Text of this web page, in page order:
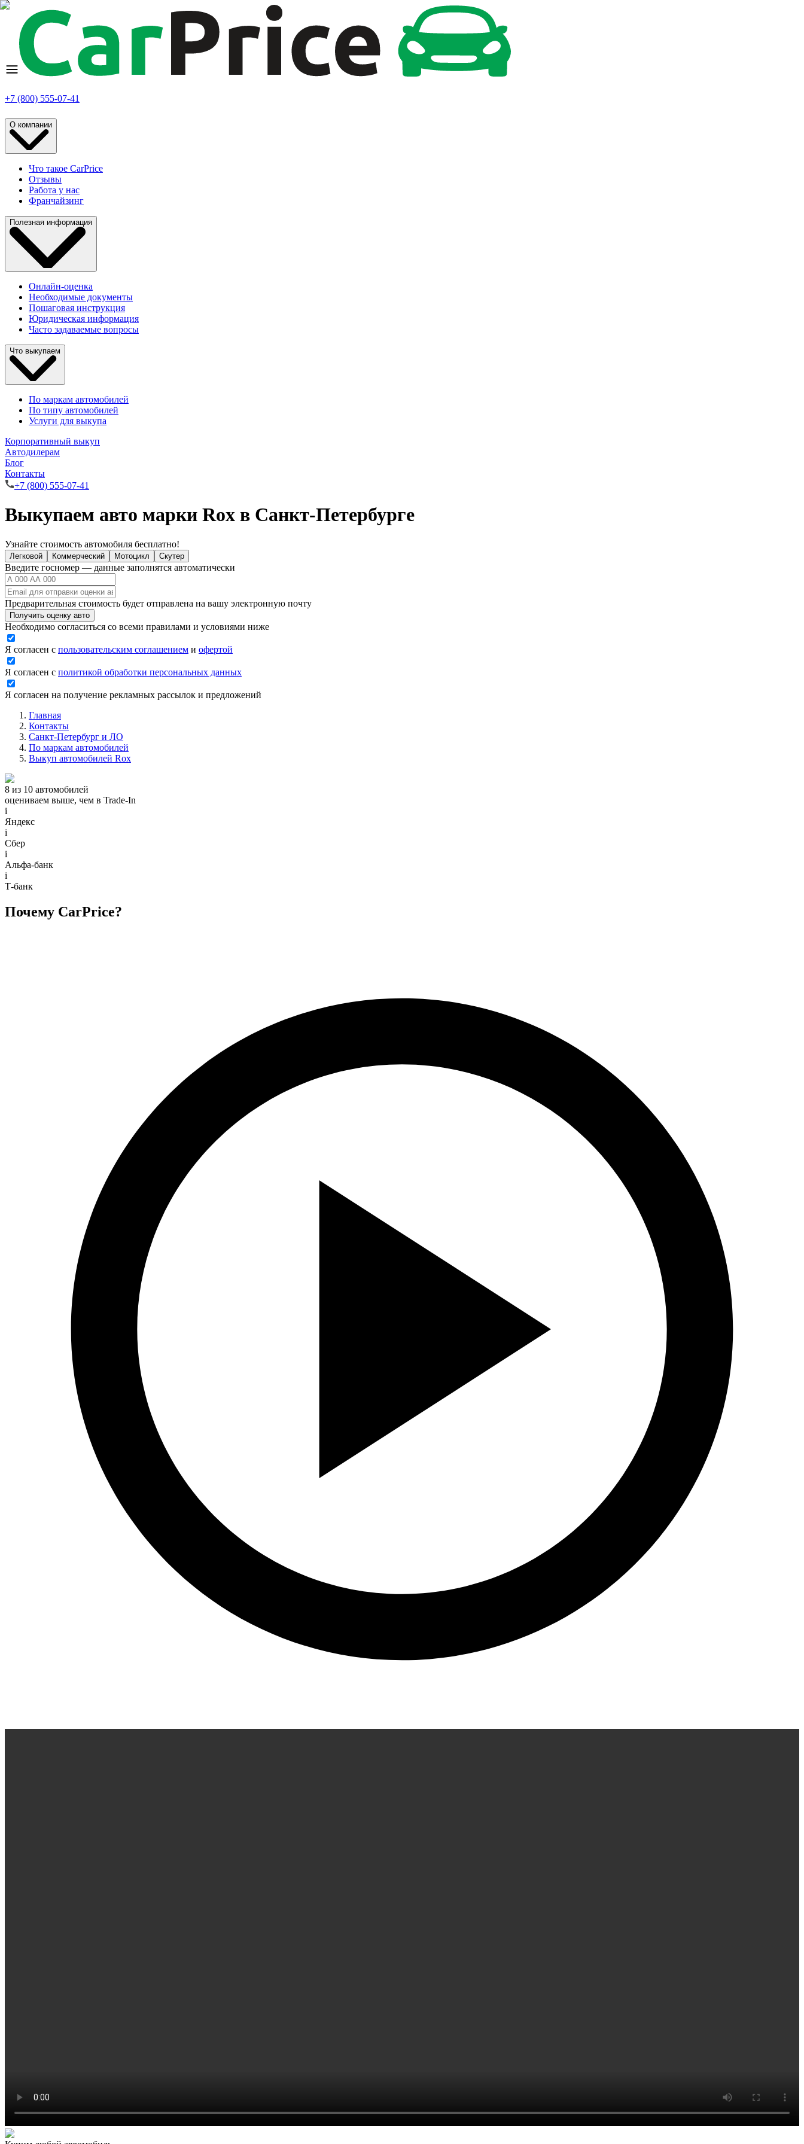
+7 (800) 555-07-41
О компании
Что такое CarPrice
Отзывы
Работа у нас
Франчайзинг
Полезная информация
Онлайн-оценка
Необходимые документы
Пошаговая инструкция
Юридическая информация
Часто задаваемые вопросы
Что выкупаем
По маркам автомобилей
По типу автомобилей
Услуги для выкупа
Корпоративный выкуп
Автодилерам
Блог
Контакты
+7 (800) 555-07-41
Выкупаем авто марки Rox в Санкт-Петербурге
Узнайте стоимость автомобиля бесплатно!
Легковой Коммерческий Мотоцикл Скутер
Введите госномер — данные заполнятся автоматически
Предварительная стоимость будет отправлена на вашу электронную почту
Получить оценку авто
Необходимо согласиться со всеми правилами и условиями ниже
Я согласен с пользовательским соглашением и офертой
Я согласен с политикой обработки персональных данных
Я согласен на получение рекламных рассылок и предложений
Главная
Контакты
Санкт-Петербург и ЛО
По маркам автомобилей
Выкуп автомобилей Rox
8 из 10 автомобилей
оцениваем выше, чем в Trade‑In
i
Яндекс
i
Сбер
i
Альфа-банк
i
Т-банк
Почему CarPrice?